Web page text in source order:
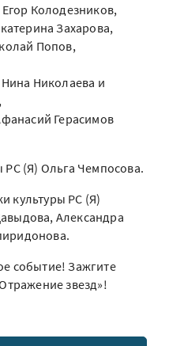
Колодезников,
Захарова,
Попов,
Николаева и
Герасимов
РС (Я) Ольга Чемпосова.
культуры РС (Я)
Александра
событие! Зажгите
звезд»!